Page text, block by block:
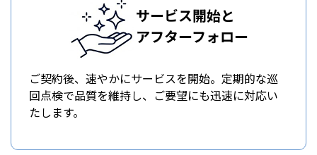
サービス開始と
アフターフォロー
ご契約後、速やかにサービスを開始。定期的な巡
回点検で品質を維持し、ご要望にも迅速に対応い
たします。